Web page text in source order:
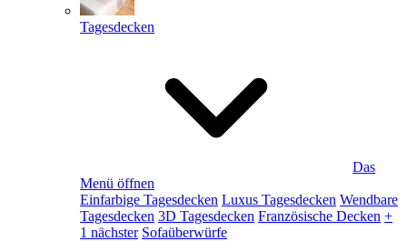
Tagesdecken
Das
Menü öffnen
Einfarbige Tagesdecken Luxus Tagesdecken Wendbare
Tagesdecken 3D Tagesdecken Französische Decken +
1 nächster Sofaüberwürfe